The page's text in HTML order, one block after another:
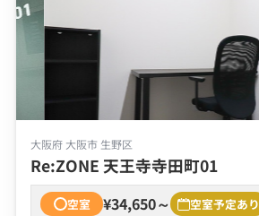
大阪府 大阪市 生野区
Re:ZONE 天王寺寺田町01
空室 ¥34,650～ 空室予定あり